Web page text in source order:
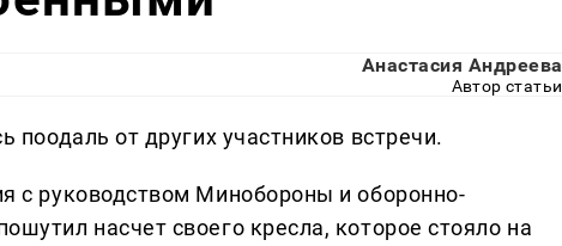
Анастасия Андреева
Автор статьи
поодаль от других участников встречи.
с руководством Минобороны и оборонно-
насчет своего кресла, которое стояло на